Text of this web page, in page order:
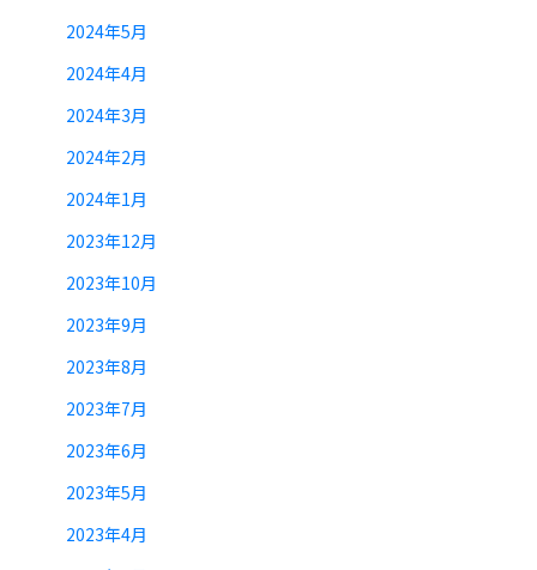
2024年5月
2024年4月
2024年3月
2024年2月
2024年1月
2023年12月
2023年10月
2023年9月
2023年8月
2023年7月
2023年6月
2023年5月
2023年4月